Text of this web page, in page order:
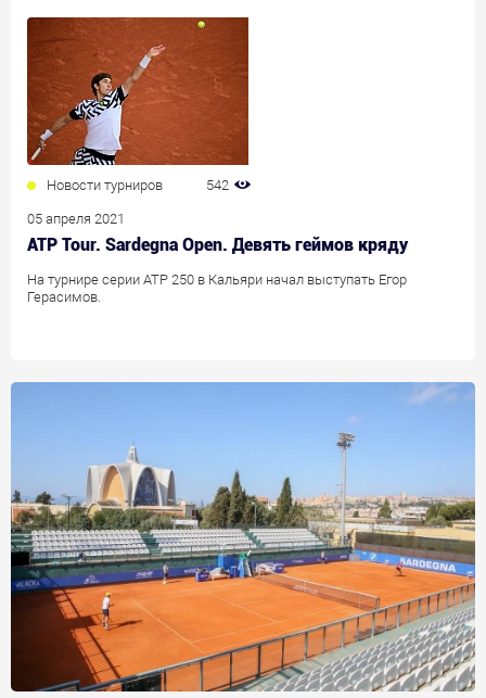
Новости турниров 542
05 апреля 2021
ATP Tour. Sardegna Open. Девять геймов кряду
На турнире серии ATP 250 в Кальяри начал выступать Егор
Герасимов.